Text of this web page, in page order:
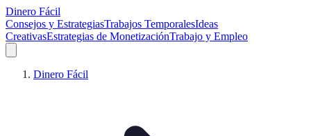
Dinero Fácil
Consejos y EstrategiasTrabajos TemporalesIdeas
CreativasEstrategias de MonetizaciónTrabajo y Empleo
Dinero Fácil